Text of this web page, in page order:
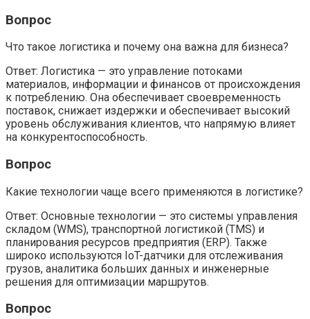
Вопрос
Что такое логистика и почему она важна для бизнеса?
Ответ: Логистика — это управление потоками
материалов, информации и финансов от происхождения
к потреблению. Она обеспечивает своевременность
поставок, снижает издержки и обеспечивает высокий
уровень обслуживания клиентов, что напрямую влияет
на конкурентоспособность.
Вопрос
Какие технологии чаще всего применяются в логистике?
Ответ: Основные технологии — это системы управления
складом (WMS), транспортной логистикой (TMS) и
планирования ресурсов предприятия (ERP). Также
широко используются IoT-датчики для отслеживания
грузов, аналитика больших данных и инженерные
решения для оптимизации маршрутов.
Вопрос